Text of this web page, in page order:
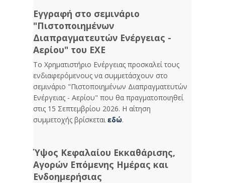
Εγγραφή στο σεμινάριο
"Πιστοποιημένων
Διαπραγματευτών Ενέργειας -
Αερίου" του ΕΧΕ
Το Χρηματιστήριο Ενέργειας προσκαλεί τους
ενδιαφερόμενους να συμμετάσχουν στο
σεμινάριο "Πιστοποιημένων Διαπραγματευτών
Ενέργειας - Αερίου" που θα πραγματοποιηθεί
στις 15 Σεπτεμβρίου 2026. Η αίτηση
συμμετοχής βρίσκεταιεδώ.
Ύψος Κεφαλαίου Εκκαθάρισης,
Αγορών Επόμενης Ημέρας και
Ενδοημερήσιας